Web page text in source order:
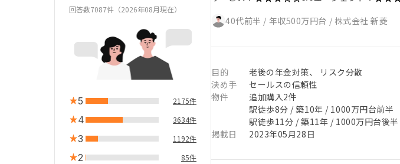
回答数7087件（2026年08月現在）
5 2175件
4 3634件
3 1192件
2 85件
40代前半 / 年収500万円台 / 株式会社 新菱
目的
老後の年金対策、 リスク分散
決め手
セールスの信頼性
物件
追加購入2件
駅徒歩8分 / 築10年 / 1000万円台前半
駅徒歩11分 / 築11年 / 1000万円台後半
掲載日
2023年05月28日